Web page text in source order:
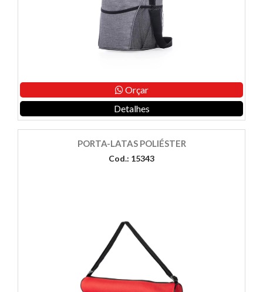
Orçar
Detalhes
PORTA-LATAS POLIÉSTER
Cod.: 15343